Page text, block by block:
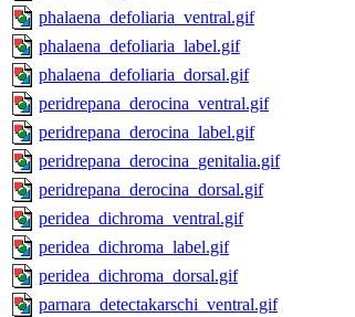
phalaena_defoliaria_ventral.gif
phalaena_defoliaria_label.gif
phalaena_defoliaria_dorsal.gif
peridrepana_derocina_ventral.gif
peridrepana_derocina_label.gif
peridrepana_derocina_genitalia.gif
peridrepana_derocina_dorsal.gif
peridea_dichroma_ventral.gif
peridea_dichroma_label.gif
peridea_dichroma_dorsal.gif
parnara_detectakarschi_ventral.gif